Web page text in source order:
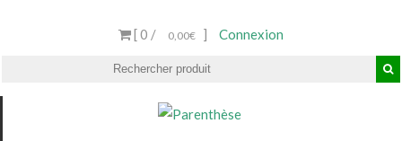
[ 0 / 0,00€ ] Connexion